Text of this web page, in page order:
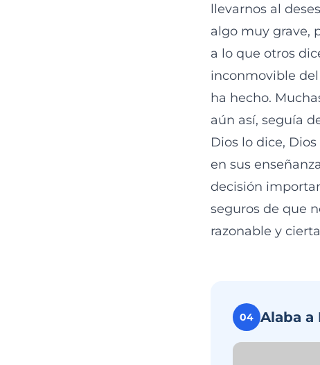
llevarnos al
algo muy grave,
a lo que otros
inconmovible del
ha hecho.
aún así, seguía
Dios lo dice,
en sus
decisión
seguros de que
razonable y
04 Alaba a